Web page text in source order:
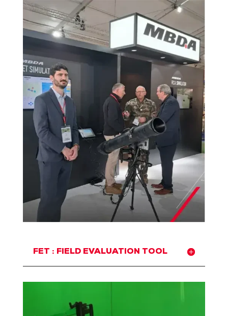
FET : FIELD EVALUATION TOOL